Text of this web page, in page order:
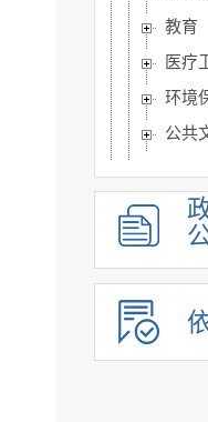
教育
医疗
环境
公共
重大建
优化服
审计公
行政执